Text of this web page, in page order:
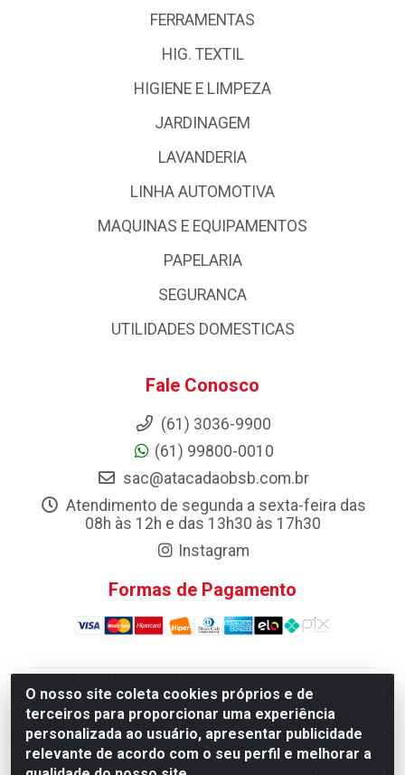
O nosso site coleta cookies próprios e de
terceiros para proporcionar uma experiência
personalizada ao usuário, apresentar publicidade
relevante de acordo com o seu perfil e melhorar a
FERRAMENTAS
HIG. TEXTIL
HIGIENE E LIMPEZA
JARDINAGEM
LAVANDERIA
LINHA AUTOMOTIVA
MAQUINAS E EQUIPAMENTOS
PAPELARIA
SEGURANCA
UTILIDADES DOMESTICAS
Fale Conosco
(61) 3036-9900
(61) 99800-0010
sac@atacadaobsb.com.br
Atendimento de segunda a sexta-feira das
08h às 12h e das 13h30 às 17h30
Instagram
Formas de Pagamento
Atacadao da Limpeza F. Pereira Queiroz Comercio e
Distribuicao LTDA - Quadra Qi 10 Lotes 39 e, 41 - Setor
Industrial (Taguatinga), Brasília/DF - CEP 72.135-100 -
CNPJ 13.184.675/0001-80